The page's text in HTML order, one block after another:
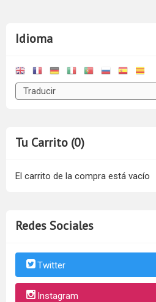
Idioma
Tu Carrito (0)
El carrito de la compra está vacío
Redes Sociales
Twitter
Instagram